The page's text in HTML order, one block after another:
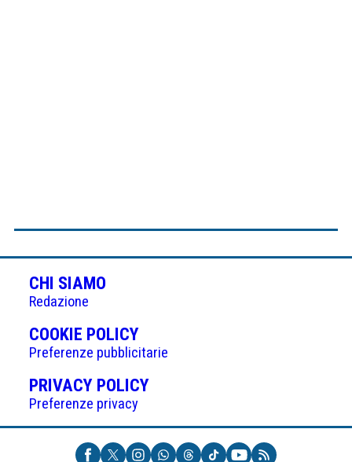
CHI SIAMO
Redazione
COOKIE POLICY(APRE
IN
UNA
NUOVA
Preferenze pubblicitarie
PRIVACY POLICY(APRE
UNA
NUOVA
Preferenze privacy